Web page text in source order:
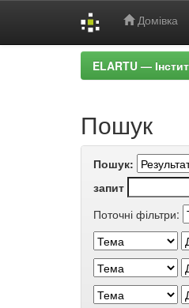
Домівка
ELARTU —
Пошук
Пошук:
запит
Поточні фільтри: